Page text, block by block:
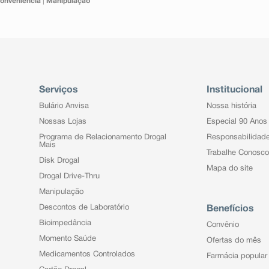
Serviços
Bulário Anvisa
Nossas Lojas
Programa de Relacionamento Drogal
Mais
Disk Drogal
Drogal Drive-Thru
Manipulação
Descontos de Laboratório
Bioimpedância
Momento Saúde
Medicamentos Controlados
Institucional
Nossa história
Especial 90 Anos
Trabalhe Conosco
Mapa do site
Benefícios
Convênio
Ofertas do mês
Farmácia popular